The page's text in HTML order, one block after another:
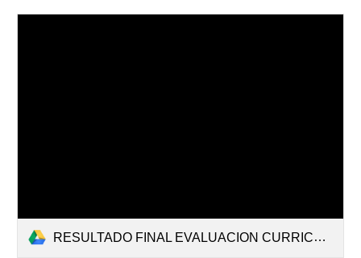
RESULTADO FINAL EVALUACION CURRICULAR.pdf